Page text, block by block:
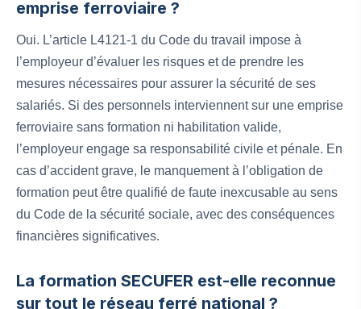
emprise ferroviaire ?
Oui. L’article L4121-1 du Code du travail impose à
l’employeur d’évaluer les risques et de prendre les
mesures nécessaires pour assurer la sécurité de ses
salariés. Si des personnels interviennent sur une emprise
ferroviaire sans formation ni habilitation valide,
l’employeur engage sa responsabilité civile et pénale. En
cas d’accident grave, le manquement à l’obligation de
formation peut être qualifié de faute inexcusable au sens
du Code de la sécurité sociale, avec des conséquences
financières significatives.
La formation SECUFER est-elle reconnue
sur tout le réseau ferré national ?